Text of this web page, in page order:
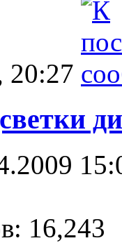
20:27
16,243